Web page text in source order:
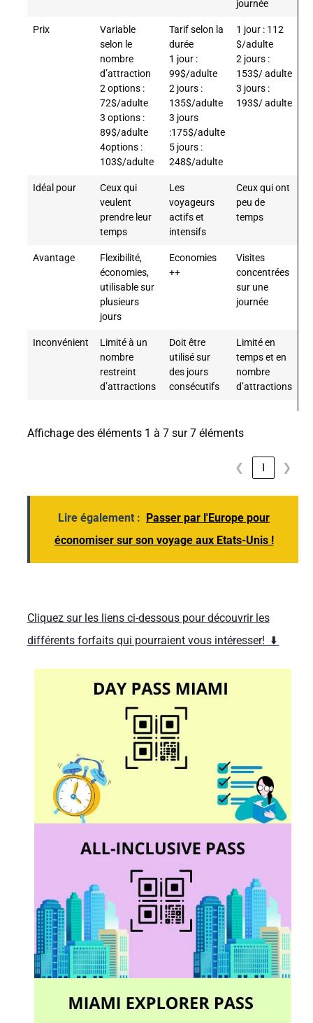
journée
Prix
Variable
selon le
nombre
d’attraction
2 options :
72$/adulte
3 options :
89$/adulte
4options :
103$/adulte
Tarif selon la
durée
1 jour :
99$/adulte
2 jours :
135$/adulte
3 jours
:175$/adulte
5 jours :
248$/adulte
1 jour : 112
$/adulte
2 jours :
153$/ adulte
3 jours :
193$/ adulte
Idéal pour
Ceux qui
veulent
prendre leur
temps
Les
voyageurs
actifs et
intensifs
Ceux qui ont
peu de
temps
Avantage
Flexibilité,
économies,
utilisable sur
plusieurs
jours
Economies
++
Visites
concentrées
sur une
journée
Inconvénient
Limité à un
nombre
restreint
d’attractions
Doit être
utilisé sur
des jours
consécutifs
Limité en
temps et en
nombre
d’attractions
Affichage des éléments 1 à 7 sur 7 éléments
❮ 1 ❯
Lire également :
Passer par l'Europe pour
économiser sur son voyage aux Etats-Unis !
Cliquez sur les liens ci-dessous pour découvrir les
différents forfaits qui pourraient vous intéresser! ⬇️